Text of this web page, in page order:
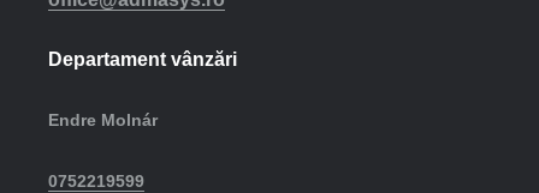
Departament vânzări
Endre Molnár
0752219599